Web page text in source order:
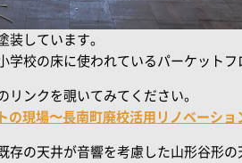
装しています。
校の床に使われているパーケットフ
ンクを覗いてみてください。
の現場〜長南町廃校活用リノベーシ
の天井が音響を考慮した山形谷形